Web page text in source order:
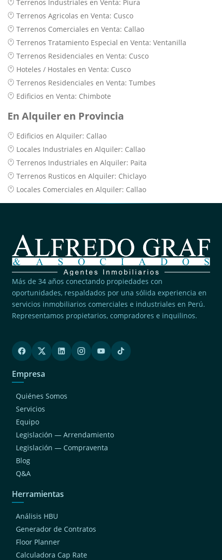
Terrenos Industriales en Venta: Piura
Terrenos Agricolas en Venta: Cusco
Terrenos Comerciales en Venta: Callao
Terrenos Tratamiento Especial en Venta: Ventanilla
Terrenos Residenciales en Venta: Cusco
Hoteles / Hostales en Venta: Cusco
Terrenos Residenciales en Venta: Tumbes
Edificios en Venta: Chimbote
En Alquiler en Provincia
Edificios en Alquiler: Callao
Locales Industriales en Alquiler: Callao
Terrenos Industriales en Alquiler: Paita
Terrenos Rusticos en Alquiler: Chiclayo
Locales Comerciales en Alquiler: Callao
Más de 34 años conectando propiedades con
oportunidades, respaldados por una sólida experiencia en
servicios inmobiliarios comerciales e industriales en Perú.
Representamos propietarios, compradores e inquilinos.
Empresa
Quiénes Somos
Servicios
Equipo
Legislación — Arrendamiento
Legislación — Compraventa
Blog
Q&A
Herramientas
Análisis HBU
Generador de Contratos
Floor Planner
Calculadora Cap Rate